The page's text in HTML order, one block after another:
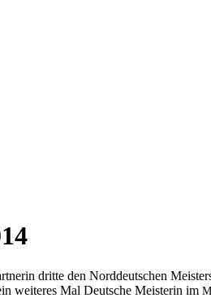
dritte den Norddeutschen
weiteres Mal Deutsche Meisterin im